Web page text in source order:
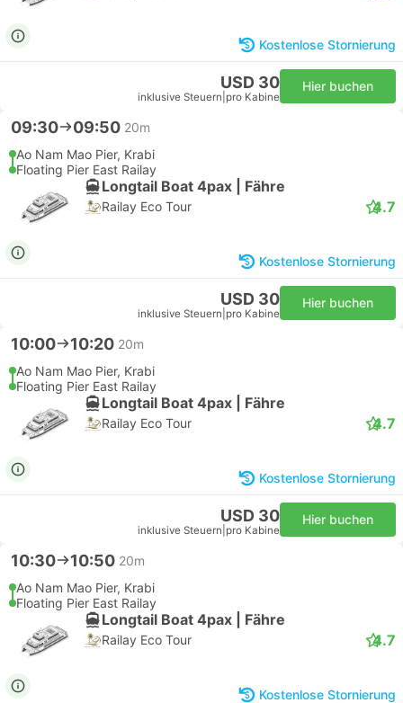
Kostenlose Stornierung
USD 30
inklusive Steuern pro Kabine
Hier buchen
09:30 09:50 20m
Ao Nam Mao Pier, Krabi
Floating Pier East Railay
Longtail Boat 4pax | Fähre
Railay Eco Tour 4.7
Kostenlose Stornierung
USD 30
inklusive Steuern pro Kabine
Hier buchen
10:00 10:20 20m
Ao Nam Mao Pier, Krabi
Floating Pier East Railay
Longtail Boat 4pax | Fähre
Railay Eco Tour 4.7
Kostenlose Stornierung
USD 30
inklusive Steuern pro Kabine
Hier buchen
10:30 10:50 20m
Ao Nam Mao Pier, Krabi
Floating Pier East Railay
Longtail Boat 4pax | Fähre
Railay Eco Tour 4.7
Kostenlose Stornierung